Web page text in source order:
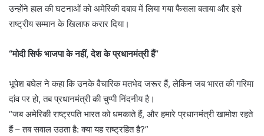
उन्होंने हाल की घटनाओं को अमेरिकी दबाव में लिया गया फैसला बताया और इसे
राष्ट्रीय सम्मान के खिलाफ करार दिया।
“मोदी सिर्फ भाजपा के नहीं, देश के प्रधानमंत्री हैं”
भूपेश बघेल ने कहा कि उनके वैचारिक मतभेद जरूर हैं, लेकिन जब भारत की गरिमा
दांव पर हो, तब प्रधानमंत्री की चुप्पी निंदनीय है।
“जब अमेरिकी राष्ट्रपति भारत को धमकाते हैं, और हमारे प्रधानमंत्री खामोश रहते
हैं – तब सवाल उठता है: क्या यह राष्ट्रहित है?”